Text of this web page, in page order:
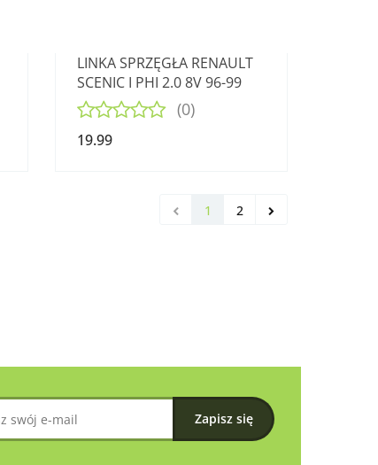
LINKA SPRZĘGŁA RENAULT
SCENIC I PHI 2.0 8V 96-99
(0)
19.99
1 2